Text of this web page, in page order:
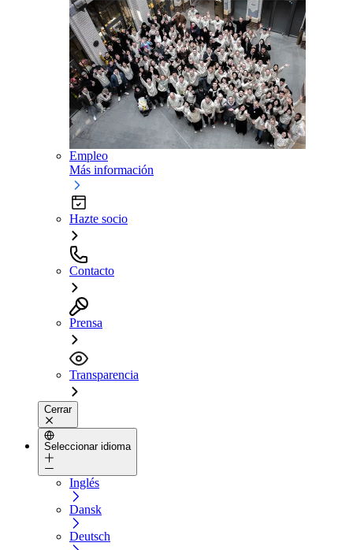
Empleo
Más información
Hazte socio
Contacto
Prensa
Transparencia
Cerrar
Seleccionar idioma
Inglés
Dansk
Deutsch